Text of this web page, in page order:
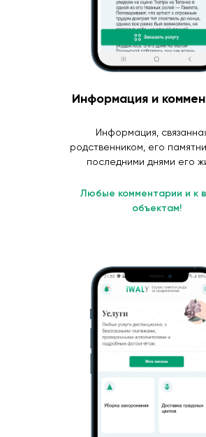
Информация и
Информация,
родственником, его
последними днями его
Любые комментарии и к
объектам!